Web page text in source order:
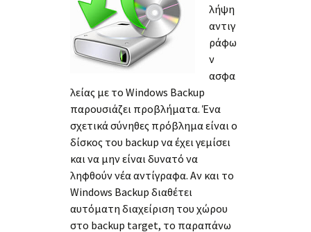
λήψη
αντιγ
ράφω
ν
ασφα
λείας με το Windows Backup
παρουσιάζει προβλήματα. Ένα
σχετικά σύνηθες πρόβλημα είναι ο
δίσκος του backup να έχει γεμίσει
και να μην είναι δυνατό να
ληφθούν νέα αντίγραφα. Αν και το
Windows Backup διαθέτει
αυτόματη διαχείριση του χώρου
στο backup target, το παραπάνω